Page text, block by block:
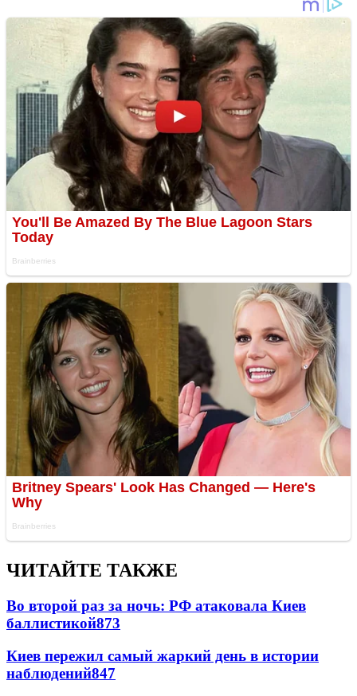
ЧИТАЙТЕ ТАКЖЕ
Во второй раз за ночь: РФ атаковала Киев
баллистикой873
Киев пережил самый жаркий день в истории
наблюдений847